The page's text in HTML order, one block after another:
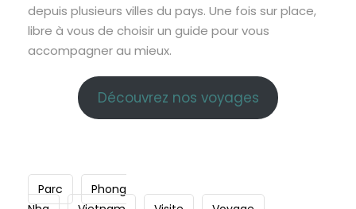
depuis plusieurs villes du pays. Une fois sur place,
libre à vous de choisir un guide pour vous
accompagner au mieux.
Découvrez nos voyages
Parc
Phong